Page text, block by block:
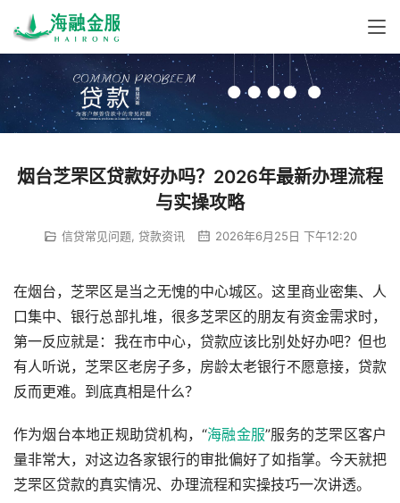
烟台芝罘区贷款好办吗？2026年最新办理流程
与实操攻略
信贷常见问题, 贷款资讯 2026年6月25日 下午12:20
在烟台，芝罘区是当之无愧的中心城区。这里商业密集、人
口集中、银行总部扎堆，很多芝罘区的朋友有资金需求时，
第一反应就是：我在市中心，贷款应该比别处好办吧？但也
有人听说，芝罘区老房子多，房龄太老银行不愿意接，贷款
反而更难。到底真相是什么？
作为烟台本地正规助贷机构，“海融金服”服务的芝罘区客户
量非常大，对这边各家银行的审批偏好了如指掌。今天就把
芝罘区贷款的真实情况、办理流程和实操技巧一次讲透。